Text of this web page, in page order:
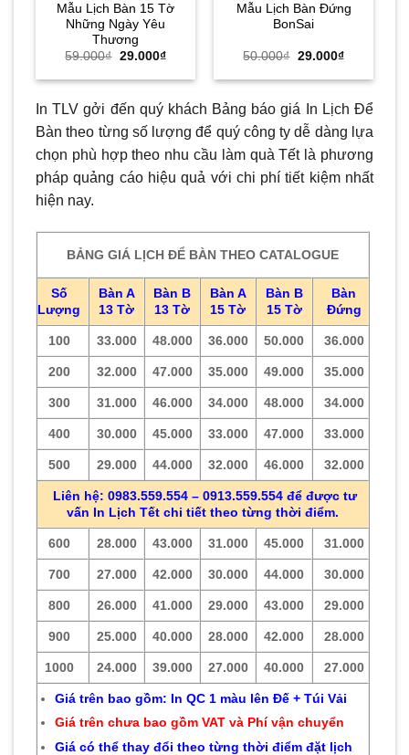
Mẫu Lịch Bàn 15 Tờ
Những Ngày Yêu
Thương
59.000₫ Giá
là:
29.000₫Giá
tại
29.000₫.
Mẫu Lịch Bàn Đứng
BonSai
50.000₫ Giá
là:
29.000₫Giá
tại
29.000₫.
In TLV gởi đến quý khách Bảng báo giá In Lịch Để
Bàn theo từng số lượng để quý công ty dễ dàng lựa
chọn phù hợp theo nhu cầu làm quà Tết là phương
pháp quảng cáo hiệu quả với chi phí tiết kiệm nhất
hiện nay.
BẢNG GIÁ LỊCH ĐỂ BÀN THEO CATALOGUE
Số
Lượng
Bàn A
13 Tờ
Bàn B
13 Tờ
Bàn A
15 Tờ
Bàn B
15 Tờ
Bàn
Đứng
100 33.000 48.000 36.000 50.000 36.000
200 32.000 47.000 35.000 49.000 35.000
300 31.000 46.000 34.000 48.000 34.000
400 30.000 45.000 33.000 47.000 33.000
500 29.000 44.000 32.000 46.000 32.000
Liên hệ: 0983.559.554 – 0913.559.554 để được tư
vấn In Lịch Tết chi tiết theo từng thời điểm.
600 28.000 43.000 31.000 45.000 31.000
700 27.000 42.000 30.000 44.000 30.000
800 26.000 41.000 29.000 43.000 29.000
900 25.000 40.000 28.000 42.000 28.000
1000 24.000 39.000 27.000 40.000 27.000
Giá trên bao gồm: In QC 1 màu lên Đế + Túi Vải
Giá trên chưa bao gồm VAT và Phí vận chuyển
Giá có thể thay đổi theo từng thời điểm đặt lịch